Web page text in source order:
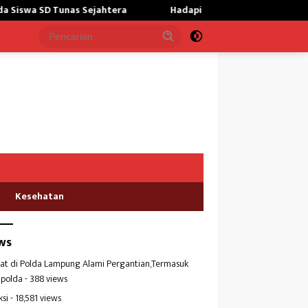
Hadapi Potensi El Nino,Bulog Lampung Perkuat
Kesehatan
di Polda Lampung Alami Pergantian,Termasuk
- 388 views
- 18,581 views